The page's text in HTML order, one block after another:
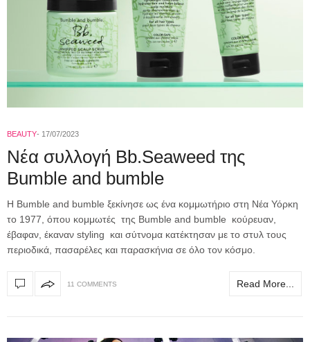
BEAUTY 17/07/2023
Nέα συλλογή Bb.Seaweed της
Bumble and bumble
Η Bumble and bumble ξεκίνησε ως ένα κομμωτήριο στη Νέα Υόρκη
το 1977, όπου κομμωτές της Bumble and bumble κούρευαν,
έβαφαν, έκαναν styling και σύτνομα κατέκτησαν με το στυλ τους
περιοδικά, πασαρέλες και παρασκήνια σε όλο τον κόσμο.
11 COMMENTS Read More...